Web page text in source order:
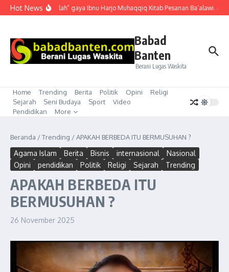
Lewati ke konten
Hot News“Mubahalah” gaya Ibnu Harjo Muhaqqiq Kitab Pesanan Ba’alawi.
Babad
Banten
Berani Lugas Waskita
Home Trending Berita Politik Opini
Religi
Sejarah
Seni Budaya Sport
Video
Pendidikan
More
Beranda /Trending /APAKAH BERBEDA ITU BERMUSUHAN ?
Agama Islam Berita Bisnis internasional
Nasional
Opini
pendidikan Politik Religi Sejarah Trending
APAKAH BERBEDA ITU
BERMUSUHAN ?
26 November 2025